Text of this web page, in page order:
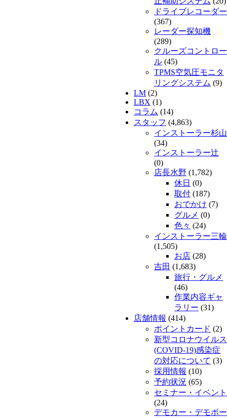
ドライブレコーダー
(367)
レーダー探知機
(289)
クルーズコントロー
ル (45)
TPMS空気圧モニタ
リングシステム (9)
LM (2)
LBX (1)
コラム (14)
スタッフ (4,863)
インストーラー杉山
(34)
インストーラー辻
(0)
店長水野 (1,782)
休日 (0)
取付 (187)
おでかけ (7)
グルメ (0)
色々 (24)
インストーラー三輪
(1,505)
お店 (28)
吉田 (1,683)
旅行・グルメ
(46)
作業内容ギャ
ラリー (31)
店舗情報 (414)
ポイントカード (2)
新型コロナウイルス
(COVID-19)感染症
の対応について (3)
採用情報 (10)
予約状況 (65)
セミナー・イベント
(24)
デモカー・デモボー